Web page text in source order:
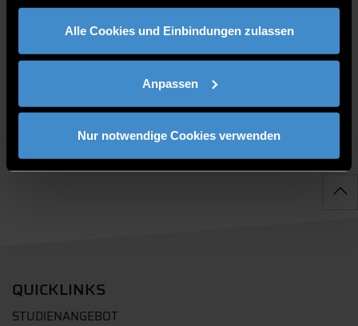
gesammelt haben.
Alle Cookies und Einbindungen zulassen
Anpassen
Nur notwendige Cookies verwenden
PUBLIKATIONEN
QUICKLINKS
STUDIENANGEBOT